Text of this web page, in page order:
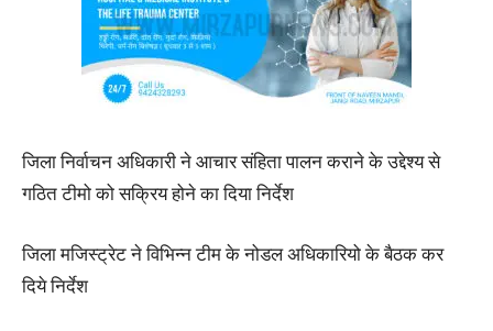
जिला निर्वाचन अधिकारी ने आचार संहिता पालन कराने के उद्देश्य से
गठित टीमो को सक्रिय होने का दिया निर्देश
जिला मजिस्ट्रेट ने विभिन्न टीम के नोडल अधिकारियो के बैठक कर
दिये निर्देश